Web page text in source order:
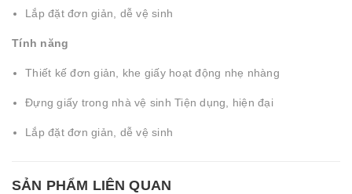
Lắp đặt đơn giản, dễ vệ sinh
Tính năng
Thiết kế đơn giản, khe giấy hoạt động nhẹ nhàng
Đựng giấy trong nhà vệ sinh Tiện dụng, hiện đại
Lắp đặt đơn giản, dễ vệ sinh
SẢN PHẨM LIÊN QUAN